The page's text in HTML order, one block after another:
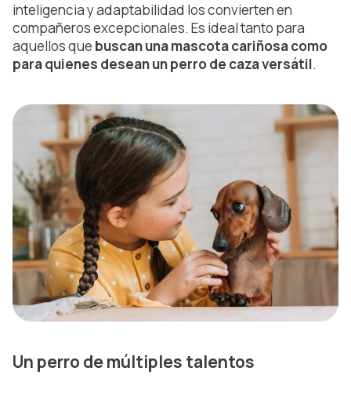
inteligencia y adaptabilidad los convierten en
compañeros excepcionales. Es ideal tanto para
aquellos que buscan una mascota cariñosa como
para quienes desean un perro de caza versátil.
Un perro de múltiples talentos